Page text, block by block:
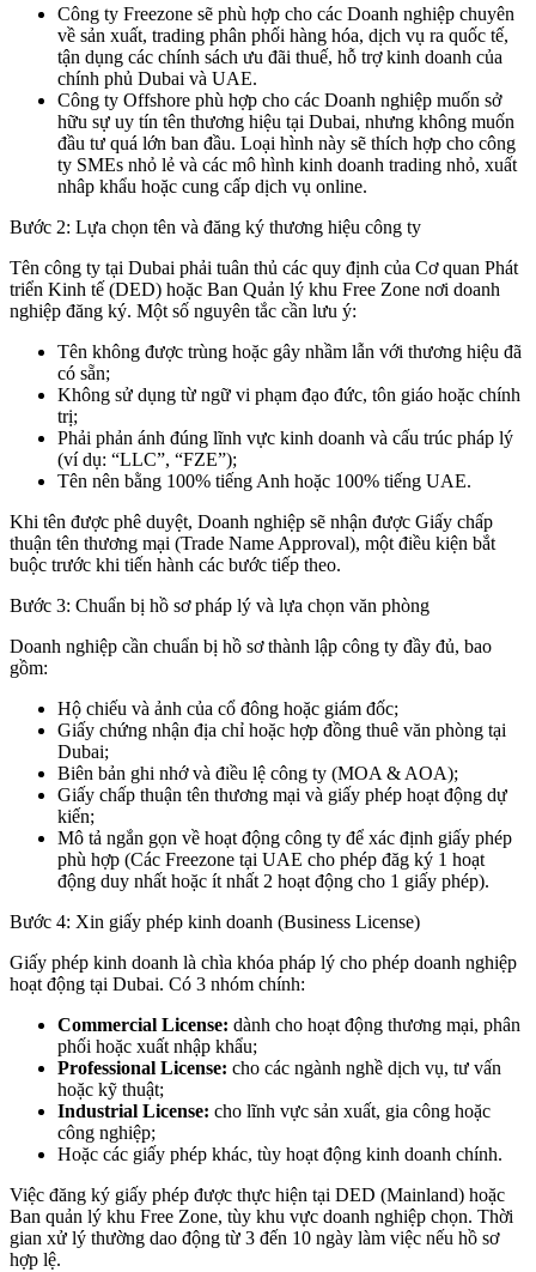
Công ty Freezone sẽ phù hợp cho các Doanh nghiệp chuyên
về sản xuất, trading phân phối hàng hóa, dịch vụ ra quốc tế,
tận dụng các chính sách ưu đãi thuế, hỗ trợ kinh doanh của
chính phủ Dubai và UAE.
Công ty Offshore phù hợp cho các Doanh nghiệp muốn sở
hữu sự uy tín tên thương hiệu tại Dubai, nhưng không muốn
đầu tư quá lớn ban đầu. Loại hình này sẽ thích hợp cho công
ty SMEs nhỏ lẻ và các mô hình kinh doanh trading nhỏ, xuất
nhâp khẩu hoặc cung cấp dịch vụ online.
Bước 2: Lựa chọn tên và đăng ký thương hiệu công ty
Tên công ty tại Dubai phải tuân thủ các quy định của Cơ quan Phát
triển Kinh tế (DED) hoặc Ban Quản lý khu Free Zone nơi doanh
nghiệp đăng ký. Một số nguyên tắc cần lưu ý:
Tên không được trùng hoặc gây nhầm lẫn với thương hiệu đã
có sẵn;
Không sử dụng từ ngữ vi phạm đạo đức, tôn giáo hoặc chính
trị;
Phải phản ánh đúng lĩnh vực kinh doanh và cấu trúc pháp lý
(ví dụ: “LLC”, “FZE”);
Tên nên bằng 100% tiếng Anh hoặc 100% tiếng UAE.
Khi tên được phê duyệt, Doanh nghiệp sẽ nhận được Giấy chấp
thuận tên thương mại (Trade Name Approval), một điều kiện bắt
buộc trước khi tiến hành các bước tiếp theo.
Bước 3: Chuẩn bị hồ sơ pháp lý và lựa chọn văn phòng
Doanh nghiệp cần chuẩn bị hồ sơ thành lập công ty đầy đủ, bao
gồm:
Hộ chiếu và ảnh của cổ đông hoặc giám đốc;
Giấy chứng nhận địa chỉ hoặc hợp đồng thuê văn phòng tại
Dubai;
Biên bản ghi nhớ và điều lệ công ty (MOA & AOA);
Giấy chấp thuận tên thương mại và giấy phép hoạt động dự
kiến;
Mô tả ngắn gọn về hoạt động công ty để xác định giấy phép
phù hợp (Các Freezone tại UAE cho phép đăg ký 1 hoạt
động duy nhất hoặc ít nhất 2 hoạt động cho 1 giấy phép).
Bước 4: Xin giấy phép kinh doanh (Business License)
Giấy phép kinh doanh là chìa khóa pháp lý cho phép doanh nghiệp
hoạt động tại Dubai. Có 3 nhóm chính:
Commercial License: dành cho hoạt động thương mại, phân
phối hoặc xuất nhập khẩu;
Professional License: cho các ngành nghề dịch vụ, tư vấn
hoặc kỹ thuật;
Industrial License: cho lĩnh vực sản xuất, gia công hoặc
công nghiệp;
Hoặc các giấy phép khác, tùy hoạt động kinh doanh chính.
Việc đăng ký giấy phép được thực hiện tại DED (Mainland) hoặc
Ban quản lý khu Free Zone, tùy khu vực doanh nghiệp chọn. Thời
gian xử lý thường dao động từ 3 đến 10 ngày làm việc nếu hồ sơ
hợp lệ.